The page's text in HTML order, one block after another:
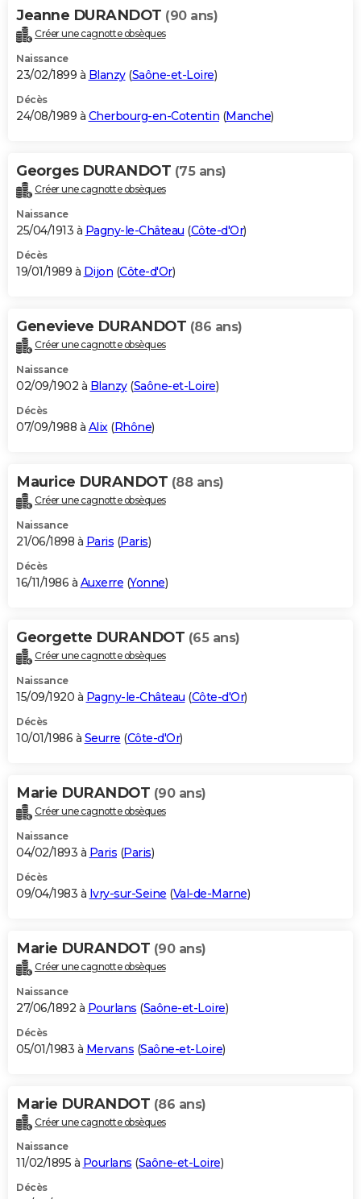
Jeanne DURANDOT (90 ans)
Créer une cagnotte obsèques
Naissance
23/02/1899 à Blanzy(Saône-et-Loire)
Décès
24/08/1989 à Cherbourg-en-Cotentin (Manche)
Georges DURANDOT (75 ans)
Créer une cagnotte obsèques
Naissance
25/04/1913 à Pagny-le-Château (Côte-d'Or)
Décès
19/01/1989 à Dijon (Côte-d'Or)
Genevieve DURANDOT (86 ans)
Créer une cagnotte obsèques
Naissance
02/09/1902 à Blanzy(Saône-et-Loire)
Décès
07/09/1988 à Alix(Rhône)
Maurice DURANDOT (88 ans)
Créer une cagnotte obsèques
Naissance
21/06/1898 à Paris (Paris)
Décès
16/11/1986 à Auxerre (Yonne)
Georgette DURANDOT (65 ans)
Créer une cagnotte obsèques
Naissance
15/09/1920 à Pagny-le-Château (Côte-d'Or)
Décès
10/01/1986 à Seurre (Côte-d'Or)
Marie DURANDOT (90 ans)
Créer une cagnotte obsèques
Naissance
04/02/1893 à Paris (Paris)
Décès
09/04/1983 à Ivry-sur-Seine (Val-de-Marne)
Marie DURANDOT (90 ans)
Créer une cagnotte obsèques
Naissance
27/06/1892 à Pourlans (Saône-et-Loire)
Décès
05/01/1983 à Mervans (Saône-et-Loire)
Marie DURANDOT (86 ans)
Créer une cagnotte obsèques
Naissance
11/02/1895 à Pourlans (Saône-et-Loire)
Décès